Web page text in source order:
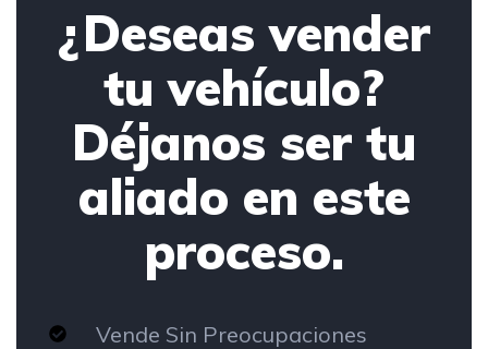
¿Deseas vender
tu vehículo?
Déjanos ser tu
aliado en este
proceso.
Vende Sin Preocupaciones